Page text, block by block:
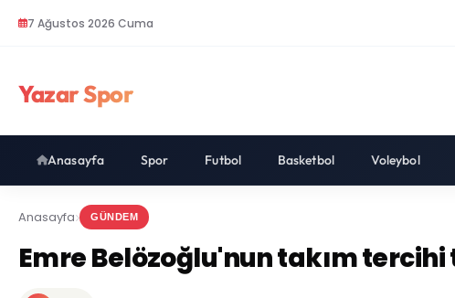
7 Ağustos 2026 Cuma
Yazar Spor
Anasayfa Spor Futbol Basketbol Voleybol
Anasayfa GÜNDEM
Emre Belözoğlu'nun takım